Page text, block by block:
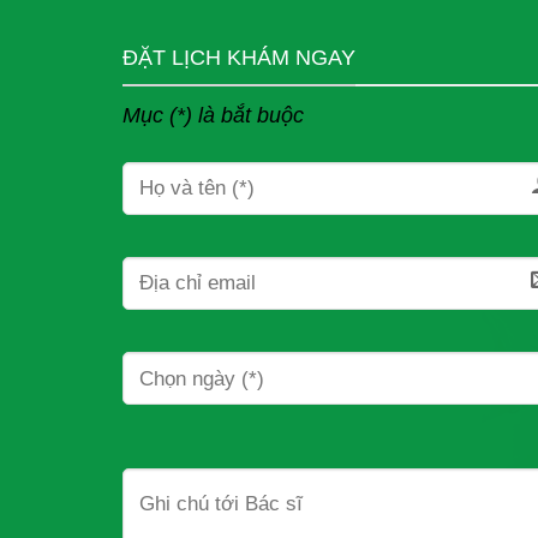
ĐẶT LỊCH KHÁM NGAY
Mục (*) là bắt buộc